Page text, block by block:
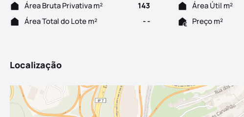
Área Bruta Privativa m²
143 Área Útil m²
Área Total do Lote m²
- - Preço m²
Localização